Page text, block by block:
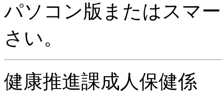
パソコン版またはスマ
さい。
健康推進課成人保健係